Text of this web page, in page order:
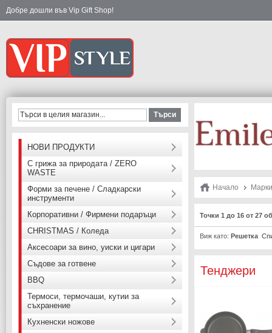
Добре дошли във Vip Gift Shop!
Начало Марки
Точки 1 до 16 от 27
Виж като: Решетка
Тенджери
Търси
НОВИ ПРОДУКТИ
С грижа за природата / ZERO
WASTE
Форми за печене / Сладкарски
инструменти
Корпоративни / Фирмени подаръци
CHRISTMAS / Коледа
Аксесоари за вино, уиски и цигари
Съдове за готвене
BBQ
Термоси, термочаши, кутии за
съхранение
Кухненски ножове